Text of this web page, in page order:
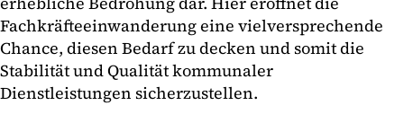
Fachkräfteeinwanderung eine vielversprechende
Chance, diesen Bedarf zu decken und somit die
Stabilität und Qualität kommunaler
Dienstleistungen sicherzustellen.